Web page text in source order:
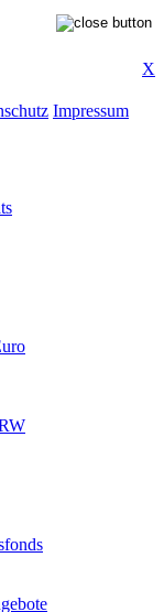
X
Impressum